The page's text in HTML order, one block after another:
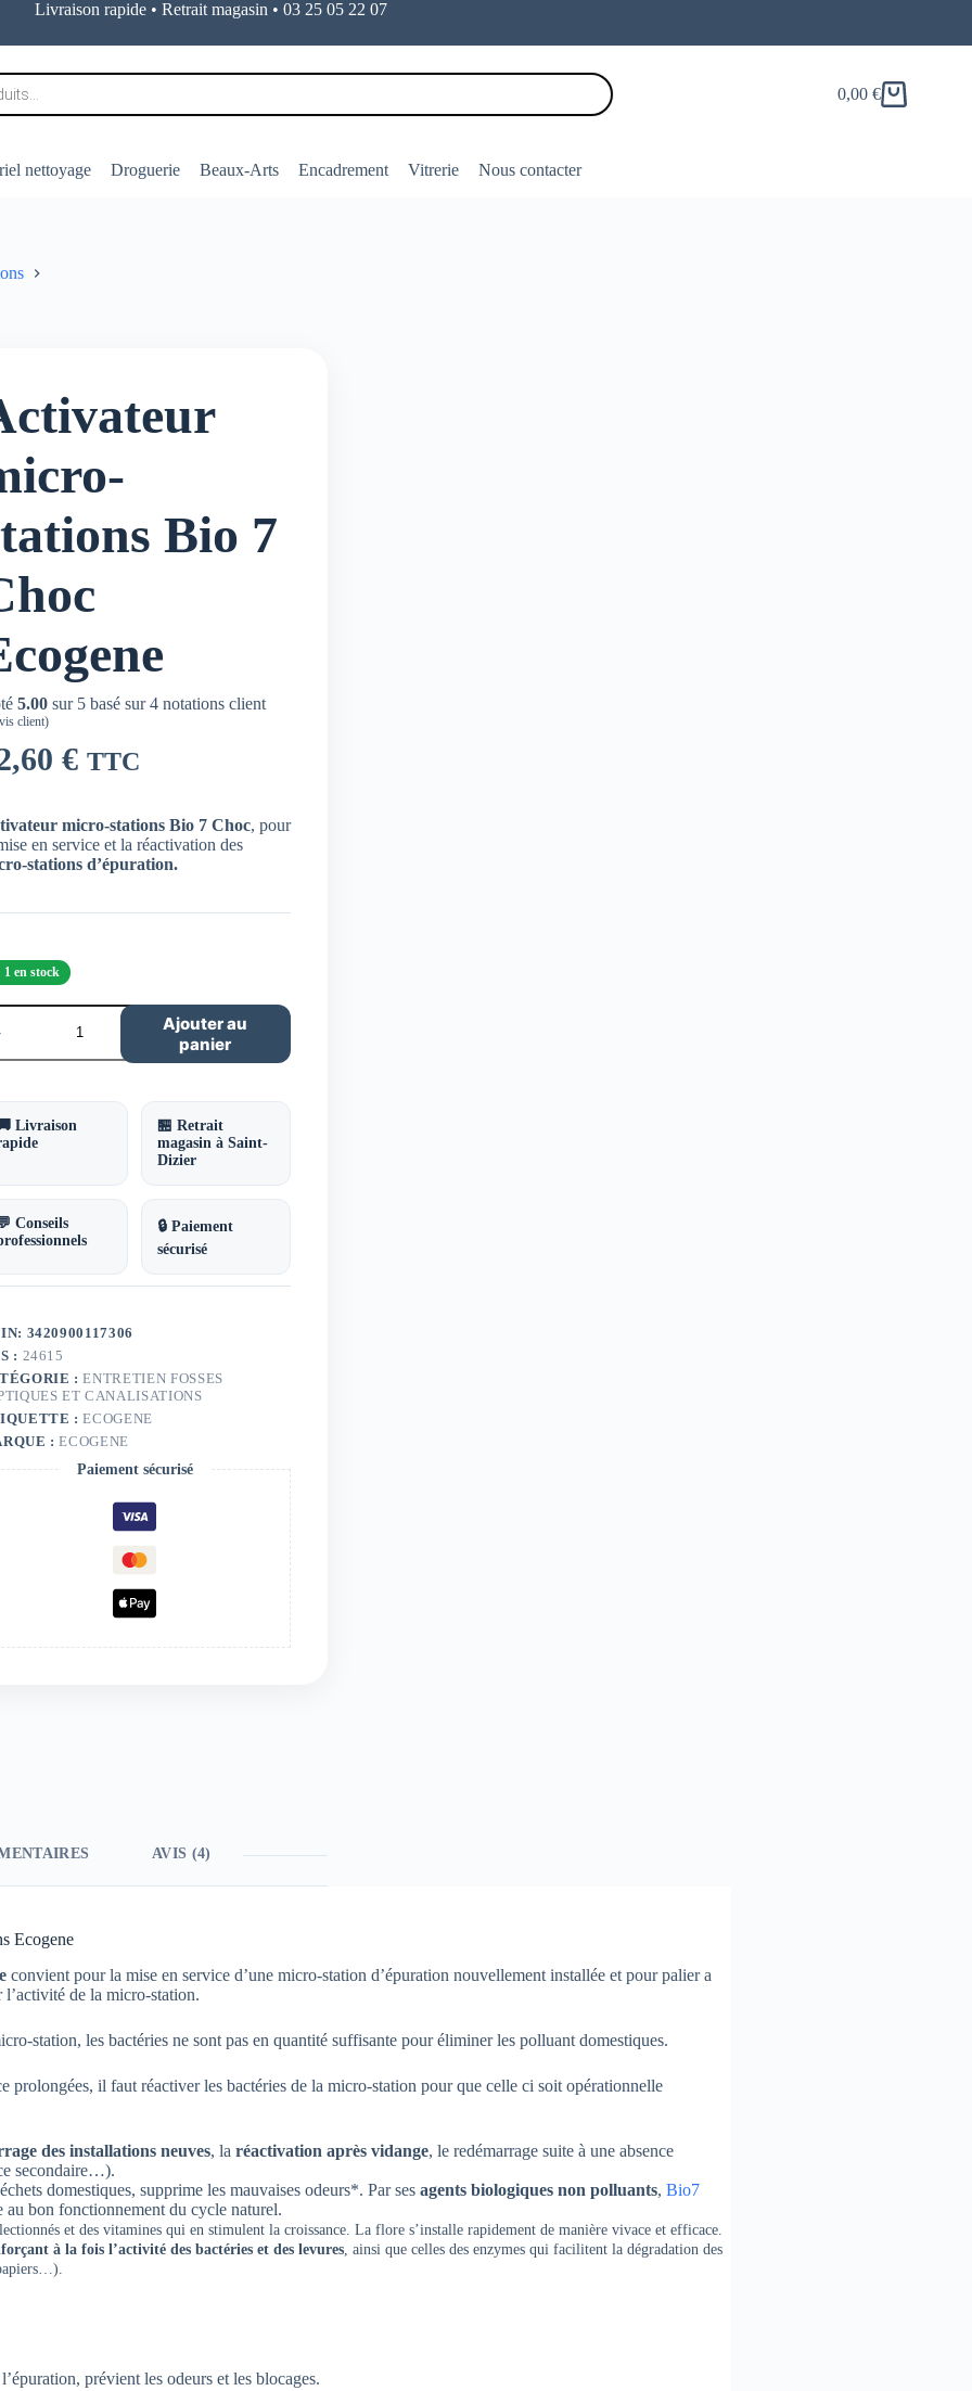
Livraison rapide • Retrait magasin • 03 25 05 22 07
Panier
0,00 €
nettoyage Droguerie Beaux-Arts Encadrement Vitrerie Nous contacter
Bio 7
5.00sur 5 basé sur4notations client
client)
€ TTC
micro-stations Bio 7 Choc, pour
en service et la réactivation des
stations d’épuration.
1 en stock
Ajouter au
panier
Livraison
🏪 Retrait
magasin à Saint-
Dizier
Conseils
🔒 Paiement
sécurisé
3420900117306
: 24615
:ENTRETIEN FOSSES
ET CANALISATIONS
:ECOGENE
:ECOGENE
Paiement sécurisé
AVIS (4)
Ecogene
convient pour la mise en service d’une micro-station d’épuration nouvellement installée et pour palier a
de la micro-station.
station, les bactéries ne sont pas en quantité suffisante pour éliminer les polluant domestiques.
prolongées, il faut réactiver les bactéries de la micro-station pour que celle ci soit opérationnelle
des installations neuves, la réactivation après vidange, le redémarrage suite à une absence
secondaire…).
domestiques, supprime les mauvaises odeurs*. Par ses agents biologiques non polluants, Bio7
au bon fonctionnement du cycle naturel.
et des vitamines qui en stimulent la croissance. La flore s’installe rapidement de manière vivace et efficace.
à la fois l’activité des bactéries et des levures , ainsi que celles des enzymes qui facilitent la dégradation des
prévient les odeurs et les blocages.